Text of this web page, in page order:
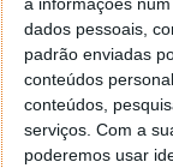
dados pessoais,
padrão enviadas
conteúdos
conteúdos,
serviços. Com a
poderemos usar
firefox
Vítor